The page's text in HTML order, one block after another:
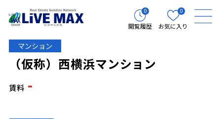
0
閲覧履歴
0
お気に入り
マンション
（仮称）西横浜マンション
賃料 -